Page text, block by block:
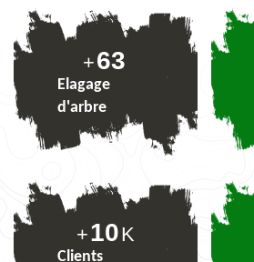
+78
Elagage
d'arbre
+10K
Clients